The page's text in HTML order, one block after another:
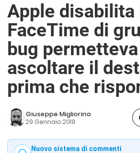
Apple disabilita
FaceTime di
bug
ascoltare il
prima che
Giuseppe Migliorino
29 Gennaio 2019
Nuovo sistema di commenti